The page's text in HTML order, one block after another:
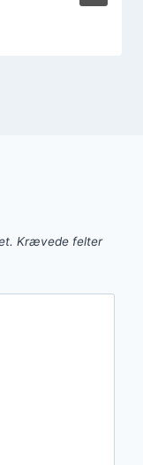
Krævede felter